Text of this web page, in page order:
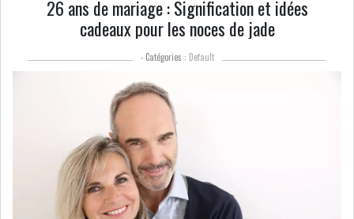
26 ans de mariage : Signification et idées
cadeaux pour les noces de jade
- Catégories : Default